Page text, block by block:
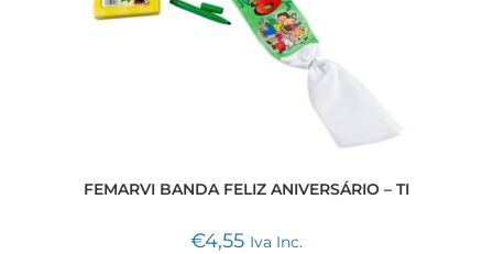
FEMARVI BANDA FELIZ ANIVERSÁRIO – TI
€4,55 Iva Inc.